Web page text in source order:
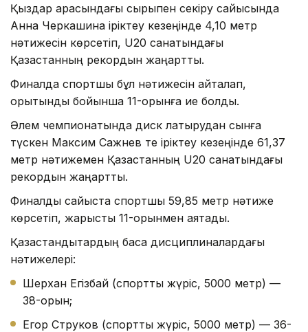
Қыздар арасындағы сырықпен секіру сайысында
Анна Черкашина іріктеу кезеңінде 4,10 метр
нәтижесін көрсетіп, U20 санатындағы
Қазақстанның рекордын жаңартты.
Финалда спортшы бұл нәтижесін қайталап,
қорытынды бойынша 11-орынға ие болды.
Әлем чемпионатында диск лақтырудан сынға
түскен Максим Сажнев те іріктеу кезеңінде 61,37
метр нәтижемен Қазақстанның U20 санатындағы
рекордын жаңартты.
Финалдық сайыста спортшы 59,85 метр нәтиже
көрсетіп, жарысты 11-орынмен аяқтады.
Қазақстандықтардың басқа дисциплиналардағы
нәтижелері:
Шерхан Егізбай (спорттық жүріс, 5000 метр) —
38-орын;
Егор Струков (спорттық жүріс, 5000 метр) — 36-